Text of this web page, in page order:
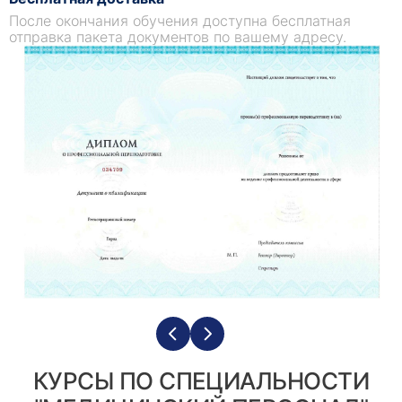
применение информационных технологий в
здравоохранении для улучшения результатов
лечения пациентов и снижения затрат.
Основные принципы апробации лекарственных
средств - это руководящие принципы,
которыми руководствуются регуляторные
органы при утверждении лекарственных
средств. Эти принципы обеспечивают
безопасность, эффективность и высокое
качество лекарств до того, как они станут
доступными для населения. Одобрение
лекарств включает в себя серию строгих
эффективности, безопасности и качества
После окончания обучения доступна бесплатная
отправка пакета документов по вашему адресу.
КУРСЫ ПО СПЕЦИАЛЬНОСТИ